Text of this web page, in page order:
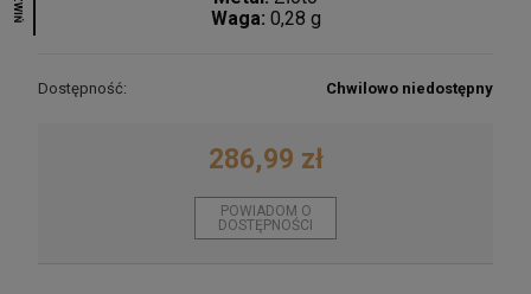
Waga: 0,28 g
Dostępność: Chwilowo niedostępny
286,99 zł
POWIADOM O
DOSTĘPNOŚCI